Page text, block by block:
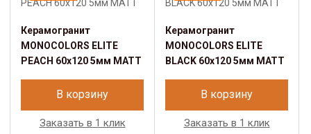
Керамогранит
MONOCOLORS ELITE
PEACH 60x120 5мм MATT
В корзину
Заказать в 1 клик
Керамогранит
MONOCOLORS ELITE
BLACK 60х120 5мм MATT
В корзину
Заказать в 1 клик